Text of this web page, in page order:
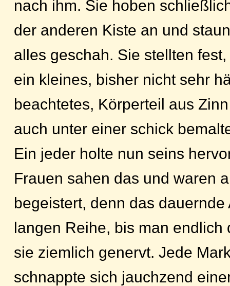
nach ihm. Sie hoben
der anderen Kiste an und
alles geschah. Sie stellten
ein kleines, bisher nicht sehr
beachtetes, Körperteil aus
auch unter einer schick
Ein jeder holte nun seins
Frauen sahen das und waren
begeistert, denn das
langen Reihe, bis man endlich
sie ziemlich genervt. Jede
schnappte sich jauchzend